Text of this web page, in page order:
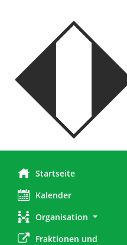
Startseite
Kalender
Organisation
Fraktionen und